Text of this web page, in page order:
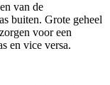
van de
buiten. Grote geheel
voor een
en vice versa.